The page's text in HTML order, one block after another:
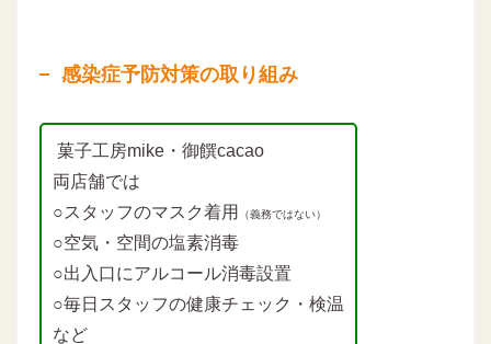
感染症予防対策の取り組み
菓子工房mike・御饌cacao
両店舗では
○スタッフのマスク着用
（義務ではない）
○空気・空間の塩素消毒
○出入口にアルコール消毒設置
○毎日スタッフの健康チェック・検温
など